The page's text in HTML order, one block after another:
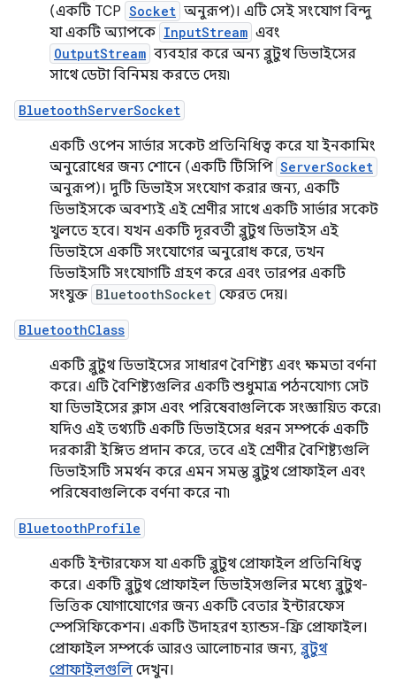
(একটি TCP Socket অনুরূপ)। এটি সেই সংযোগ বিন্দু
যা একটি অ্যাপকে InputStream এবং
OutputStream ব্যবহার করে অন্য ব্লুটুথ ডিভাইসের
সাথে ডেটা বিনিময় করতে দেয়৷
BluetoothServerSocket
একটি ওপেন সার্ভার সকেট প্রতিনিধিত্ব করে যা ইনকামিং
অনুরোধের জন্য শোনে (একটি টিসিপি ServerSocket
অনুরূপ)। দুটি ডিভাইস সংযোগ করার জন্য, একটি
ডিভাইসকে অবশ্যই এই শ্রেণীর সাথে একটি সার্ভার সকেট
খুলতে হবে। যখন একটি দূরবর্তী ব্লুটুথ ডিভাইস এই
ডিভাইসে একটি সংযোগের অনুরোধ করে, তখন
ডিভাইসটি সংযোগটি গ্রহণ করে এবং তারপর একটি
সংযুক্ত BluetoothSocket ফেরত দেয়।
BluetoothClass
একটি ব্লুটুথ ডিভাইসের সাধারণ বৈশিষ্ট্য এবং ক্ষমতা বর্ণনা
করে। এটি বৈশিষ্ট্যগুলির একটি শুধুমাত্র পঠনযোগ্য সেট
যা ডিভাইসের ক্লাস এবং পরিষেবাগুলিকে সংজ্ঞায়িত করে৷
যদিও এই তথ্যটি একটি ডিভাইসের ধরন সম্পর্কে একটি
দরকারী ইঙ্গিত প্রদান করে, তবে এই শ্রেণীর বৈশিষ্ট্যগুলি
ডিভাইসটি সমর্থন করে এমন সমস্ত ব্লুটুথ প্রোফাইল এবং
পরিষেবাগুলিকে বর্ণনা করে না৷
BluetoothProfile
একটি ইন্টারফেস যা একটি ব্লুটুথ প্রোফাইল প্রতিনিধিত্ব
করে। একটি ব্লুটুথ প্রোফাইল ডিভাইসগুলির মধ্যে ব্লুটুথ-
ভিত্তিক যোগাযোগের জন্য একটি বেতার ইন্টারফেস
স্পেসিফিকেশন। একটি উদাহরণ হ্যান্ডস-ফ্রি প্রোফাইল।
প্রোফাইল সম্পর্কে আরও আলোচনার জন্য, ব্লুটুথ
প্রোফাইলগুলি দেখুন।